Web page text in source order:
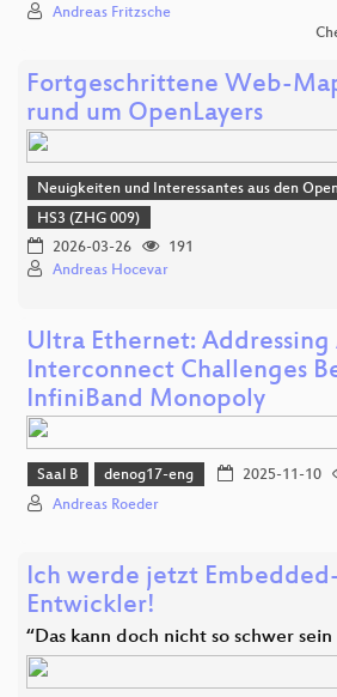
Andreas Fritzsche
Fortgeschrittene Web-
rund um OpenLayers
Neuigkeiten und Interessantes aus den
HS3 (ZHG 009)
2026-03-26
191
Andreas Hocevar
Ultra Ethernet: Addressing
Interconnect Challenges
InfiniBand Monopoly
Saal B denog17-eng 2025-11-10
Andreas Roeder
Ich werde jetzt
Entwickler!
“Das kann doch nicht so schwer